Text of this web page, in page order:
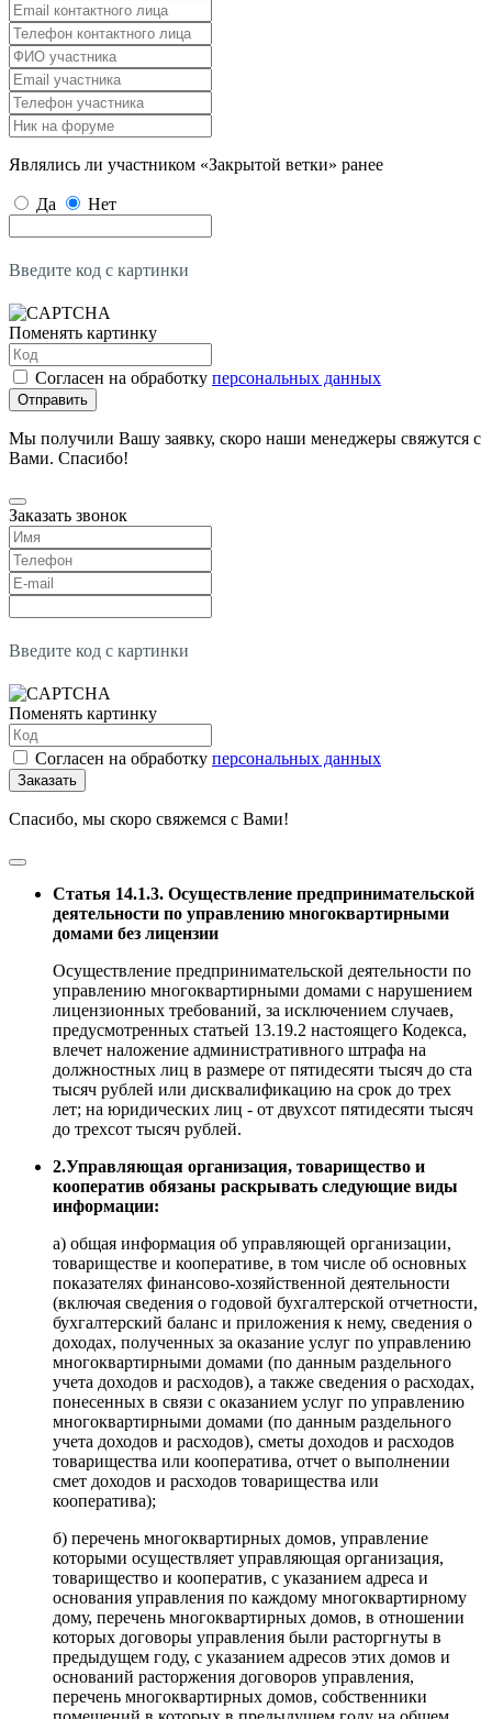
Являлись ли участником «Закрытой ветки» ранее
Да Нет
Введите код с картинки
Поменять картинку
Согласен на обработку персональных данных
Отправить
Мы получили Вашу заявку, скоро наши менеджеры свяжутся с
Вами. Спасибо!
Заказать звонок
Введите код с картинки
Поменять картинку
Согласен на обработку персональных данных
Заказать
Спасибо, мы скоро свяжемся с Вами!
Статья 14.1.3. Осуществление предпринимательской
деятельности по управлению многоквартирными
домами без лицензии
Осуществление предпринимательской деятельности по
управлению многоквартирными домами с нарушением
лицензионных требований, за исключением случаев,
предусмотренных статьей 13.19.2 настоящего Кодекса,
влечет наложение административного штрафа на
должностных лиц в размере от пятидесяти тысяч до ста
тысяч рублей или дисквалификацию на срок до трех
лет; на юридических лиц - от двухсот пятидесяти тысяч
до трехсот тысяч рублей.
2.Управляющая организация, товарищество и
кооператив обязаны раскрывать следующие виды
информации:
а) общая информация об управляющей организации,
товариществе и кооперативе, в том числе об основных
показателях финансово-хозяйственной деятельности
(включая сведения о годовой бухгалтерской отчетности,
бухгалтерский баланс и приложения к нему, сведения о
доходах, полученных за оказание услуг по управлению
многоквартирными домами (по данным раздельного
учета доходов и расходов), а также сведения о расходах,
понесенных в связи с оказанием услуг по управлению
многоквартирными домами (по данным раздельного
учета доходов и расходов), сметы доходов и расходов
товарищества или кооператива, отчет о выполнении
смет доходов и расходов товарищества или
кооператива);
б) перечень многоквартирных домов, управление
которыми осуществляет управляющая организация,
товарищество и кооператив, с указанием адреса и
основания управления по каждому многоквартирному
дому, перечень многоквартирных домов, в отношении
которых договоры управления были расторгнуты в
предыдущем году, с указанием адресов этих домов и
оснований расторжения договоров управления,
перечень многоквартирных домов, собственники